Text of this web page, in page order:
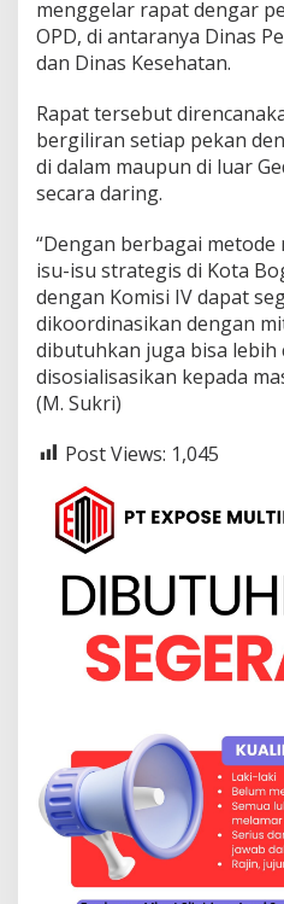
menggelar rapat dengar
OPD, di antaranya Dinas
dan Dinas Kesehatan.
Rapat tersebut
bergiliran setiap pekan
di dalam maupun di luar
secara daring.
“Dengan berbagai
isu-isu strategis di Kota
dengan Komisi IV dapat
dikoordinasikan dengan
dibutuhkan juga bisa lebih
disosialisasikan kepada
(M. Sukri)
Post Views: 1,045